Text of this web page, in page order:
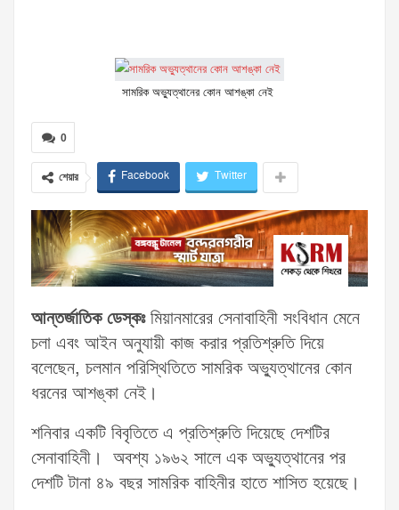
সামরিক অভ্যুত্থানের কোন আশঙ্কা নেই
0
শেয়ার Facebook Twitter
আন্তর্জাতিক ডেস্কঃমিয়ানমারের সেনাবাহিনী সংবিধান মেনে
চলা এবং আইন অনুযায়ী কাজ করার প্রতিশ্রুতি দিয়ে
বলেছেন, চলমান পরিস্থিতিতে সামরিক অভ্যুত্থানের কোন
ধরনের আশঙ্কা নেই।
শনিবার একটি বিবৃতিতে এ প্রতিশ্রুতি দিয়েছে দেশটির
সেনাবাহিনী। অবশ্য ১৯৬২ সালে এক অভ্যুত্থানের পর
দেশটি টানা ৪৯ বছর সামরিক বাহিনীর হাতে শাসিত হয়েছে।